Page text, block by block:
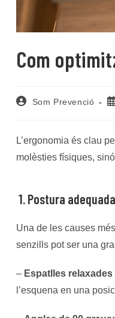
Com
AutorSom Prevenció
L’ergonomia és clau
molèsties físiques,
1. Postura
Una de les causes
senzills pot ser una
– Espatlles
l’esquena en una